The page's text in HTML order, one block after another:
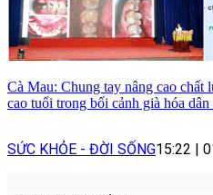
Cà Mau: Chung tay nâng cao chất
cao tuổi trong bối cảnh già hóa dân
SỨC KHỎE - ĐỜI SỐNG15:22 |